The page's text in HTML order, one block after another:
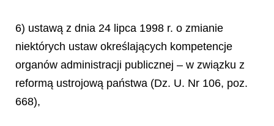
6) ustawą z dnia 24 lipca 1998 r. o zmianie
niektórych ustaw określających kompetencje
organów administracji publicznej – w związku z
reformą ustrojową państwa (Dz. U. Nr 106, poz.
668),